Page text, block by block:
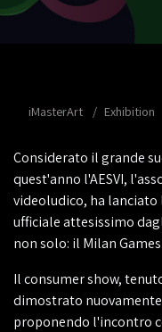
iMasterArt Exhibition
Considerato il grande
quest'anno l'AESVI,
videoludico, ha lanciato
ufficiale attesissimo
non solo: il Milan Games
Il consumer show,
dimostrato
proponendo l'incontro